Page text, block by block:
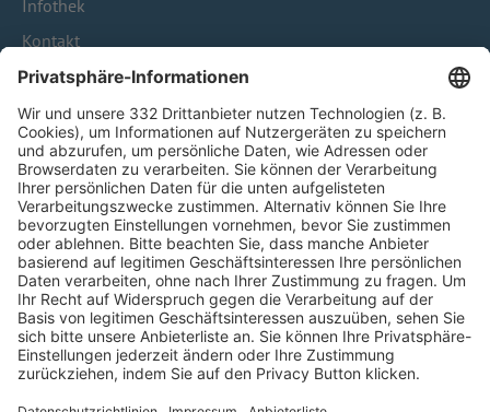
Infothek
Kontakt
HÄUFIG BESUCHTE SEITEN
Pässe und Vereinswechsel
Trainerausbildung
Schulungsangebot Vereinsmitarbeiter
BFV-Geschäftsstellen
Trainerbörse
Login SpielPlus
FOLGE DEM BFV